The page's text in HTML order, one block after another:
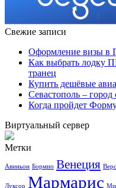
Свежие записи
Оформление визы в
Как выбрать лодку
транец
Купить дешёвые
Севастополь –
Когда пройдет
Виртуальный сервер
Метки
Авиньон Бормио Венеция
Луксор Мармарис